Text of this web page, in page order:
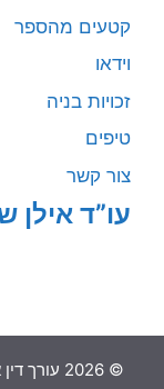
קטעים מהספר
וידאו
זכויות בניה
טיפים
צור קשר
עו”ד אילן
© 2026 עורך דין אילן שרקון